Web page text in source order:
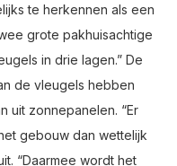
te herkennen als een
grote pakhuisachtige
in drie lagen.” De
de vleugels hebben
uit zonnepanelen. “Er
gebouw dan wettelijk
“Daarmee wordt het